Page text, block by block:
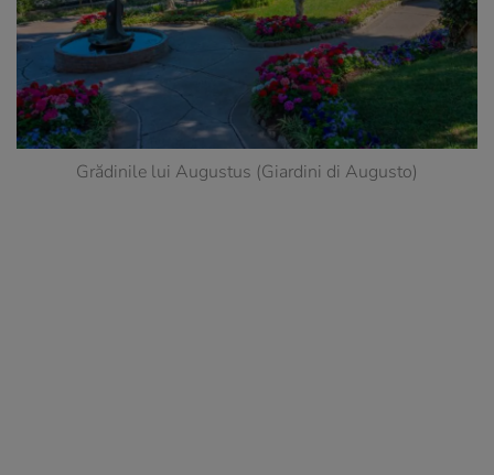
Grădinile lui Augustus (Giardini di Augusto)